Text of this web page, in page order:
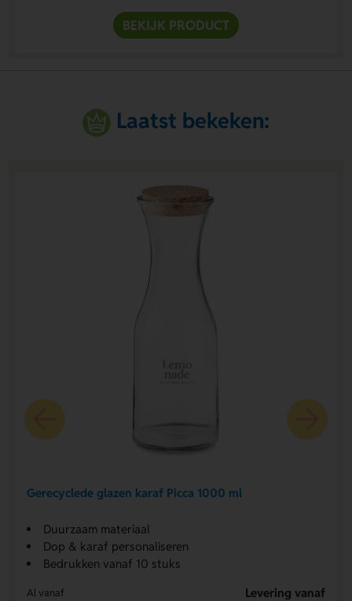
BEKIJK PRODUCT
Laatst bekeken:
Gerecyclede glazen karaf Picca 1000 ml
Duurzaam materiaal
Dop & karaf personaliseren
Bedrukken vanaf 10 stuks
Al vanaf
Levering vanaf